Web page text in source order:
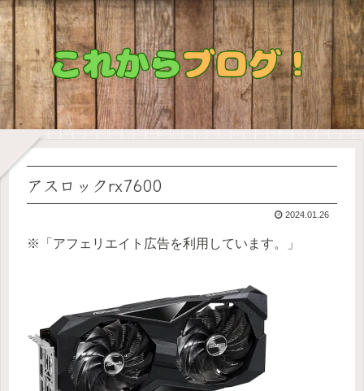
アスロックrx7600
2024.01.26
※「アフェリエイト広告を利用しています。」